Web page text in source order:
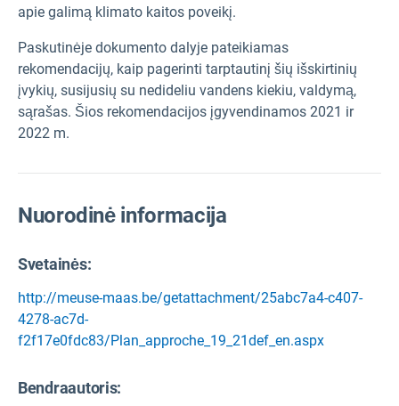
apie galimą klimato kaitos poveikį.
Paskutinėje dokumento dalyje pateikiamas
rekomendacijų, kaip pagerinti tarptautinį šių išskirtinių
įvykių, susijusių su nedideliu vandens kiekiu, valdymą,
sąrašas. Šios rekomendacijos įgyvendinamos 2021 ir
2022 m.
Nuorodinė informacija
Svetainės:
http://meuse-maas.be/getattachment/25abc7a4-c407-
4278-ac7d-
f2f17e0fdc83/Plan_approche_19_21def_en.aspx
Bendraautoris: